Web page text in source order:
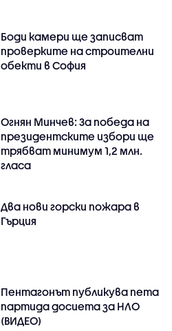
Боди камери ще записват
проверките на строителни
обекти в София
Огнян Минчев: За победа на
президентските избори ще
трябват минимум 1,2 млн.
гласа
Два нови горски пожара в
Гърция
Пентагонът публикува пета
партида досиета за НЛО
(ВИДЕО)